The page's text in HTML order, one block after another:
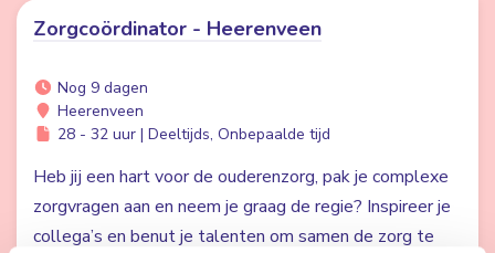
Zorgcoördinator - Heerenveen
Nog 9 dagen
Heerenveen
28 - 32 uur | Deeltijds, Onbepaalde tijd
Heb jij een hart voor de ouderenzorg, pak je complexe
zorgvragen aan en neem je graag de regie? Inspireer je
collega’s en benut je talenten om samen de zorg te